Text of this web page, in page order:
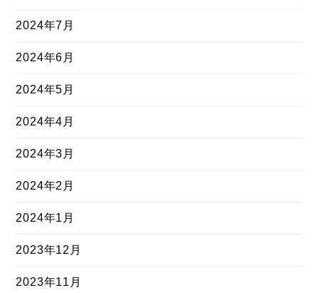
2024年7月
2024年6月
2024年5月
2024年4月
2024年3月
2024年2月
2024年1月
2023年12月
2023年11月